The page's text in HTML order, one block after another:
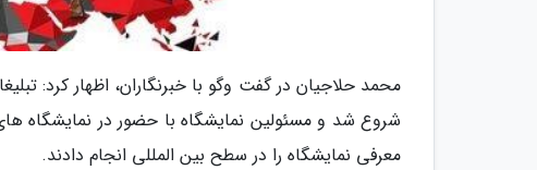
محمد حلاجیان در گفت وگو با خبرنگاران، اظهار کرد:
شروع شد و مسئولین نمایشگاه با حضور در نمایشگاه های
معرفی نمایشگاه را در سطح بین المللی انجام دادند.